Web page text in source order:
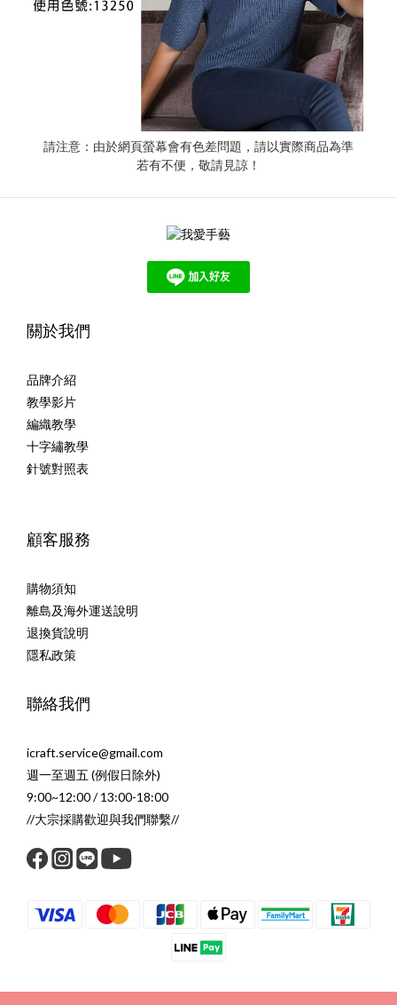
請注意：由於網頁螢幕會有色差問題，請以實際商品為準
若有不便，敬請見諒！
關於我們
品牌介紹
教學影片
編織教學
十字繡教學
針號對照表
顧客服務
購物須知
離島及海外運送說明
退換貨說明
隱私政策
聯絡我們
icraft.service@gmail.com
週一至週五 (例假日除外)
9:00~12:00 / 13:00-18:00
//大宗採購歡迎與我們聯繫//